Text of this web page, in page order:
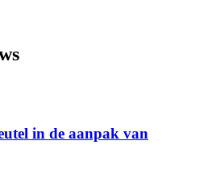
in de aanpak van